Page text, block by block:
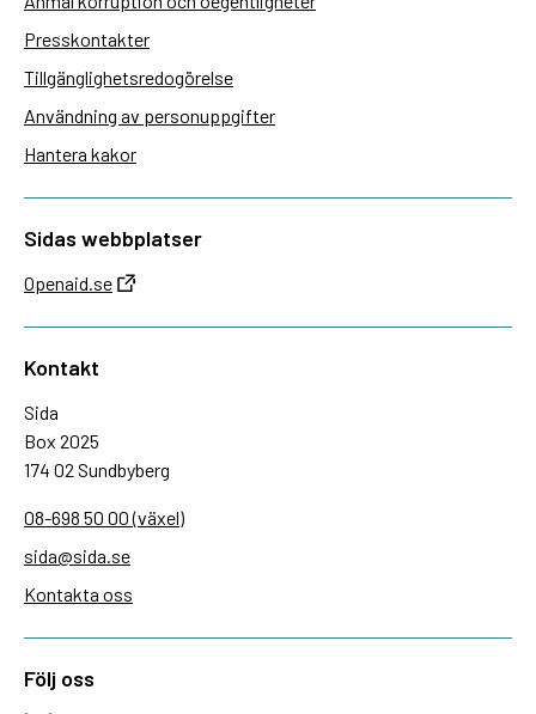
Presskontakter
Tillgänglighetsredogörelse
Användning av personuppgifter
Hantera kakor
Sidas webbplatser
Openaid.se
Kontakt
Sida
Box 2025
174 02 Sundbyberg
08-698 50 00 (växel)
sida@sida.se
Kontakta oss
Följ oss